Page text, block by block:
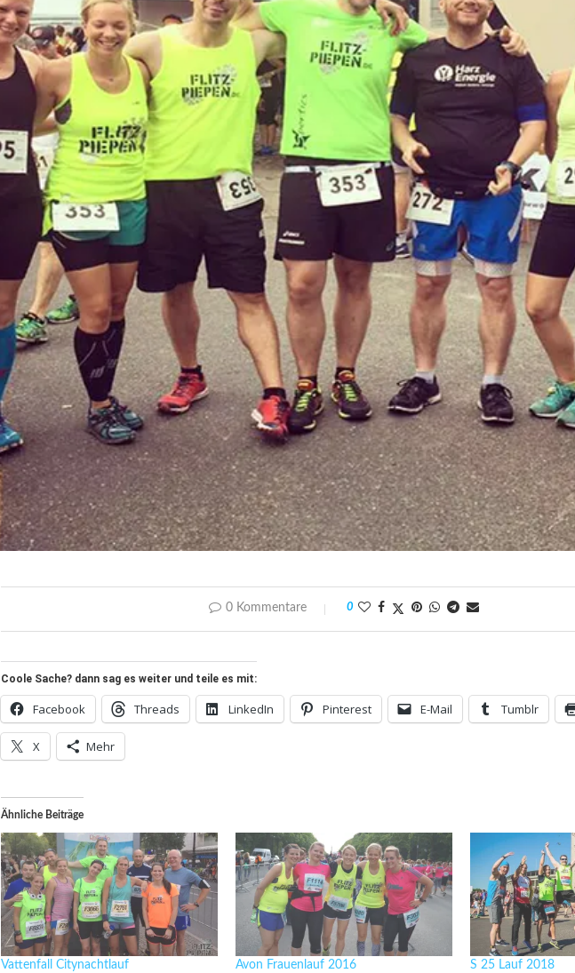
0 Kommentare 0
Coole Sache? dann sag es weiter und teile es mit:
Facebook Threads LinkedIn Pinterest E-Mail Tumblr
X Mehr
Ähnliche Beiträge
Vattenfall Citynachtlauf
Avon Frauenlauf 2016
S 25 Lauf 2018